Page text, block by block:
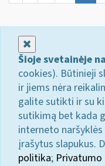
Šioje svetainėje
cookies). Būtinieji
ir jiems nėra
galite sutikti ir su
sutikimą bet kada
interneto
įrašytus slapukus.
politika;